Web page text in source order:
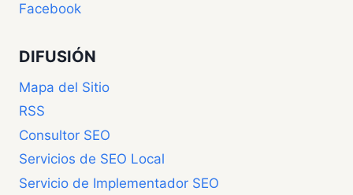
Facebook
DIFUSIÓN
Mapa del Sitio
RSS
Consultor SEO
Servicios de SEO Local
Servicio de Implementador SEO